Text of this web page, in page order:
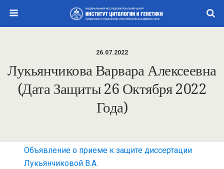
26.07.2022
Лукьянчикова Варвара Алексеевна
(дата Защиты 26 Октября 2022
Года)
Объявление о приеме к защите диссертации
Лукьянчиковой В.А.